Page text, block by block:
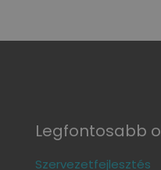
Legfontosabb
Szervezetfejlesztés